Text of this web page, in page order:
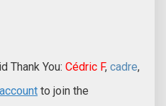
Thank You: Cédric F, cadre,
to join the